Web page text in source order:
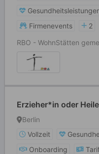
Firmenevents
2
RBO - WohnStätten
Erzieher*in oder
Berlin
Vollzeit
Onboarding